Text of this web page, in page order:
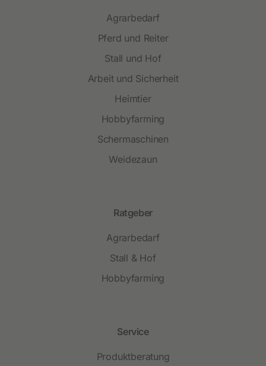
Agrarbedarf
Pferd und Reiter
Stall und Hof
Arbeit und Sicherheit
Heimtier
Hobbyfarming
Schermaschinen
Weidezaun
Ratgeber
Agrarbedarf
Stall & Hof
Hobbyfarming
Service
Produktberatung